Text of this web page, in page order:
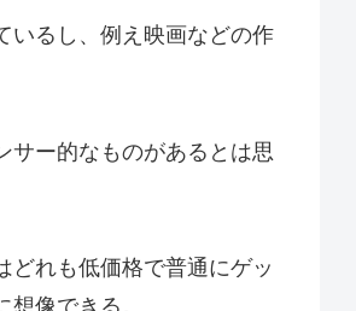
いるし、例え映画などの作
サー的なものがあるとは思
どれも低価格で普通にゲッ